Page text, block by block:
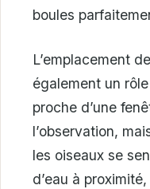
boules
L’emplacement
également un
proche d’une
l’observation,
les oiseaux se
d’eau à